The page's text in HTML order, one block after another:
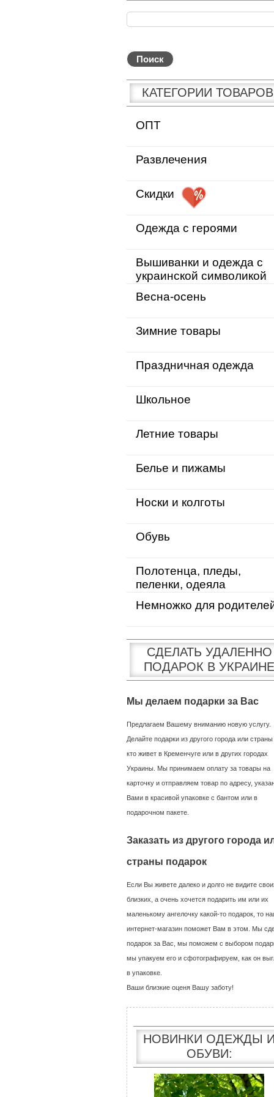
КАТЕГОРИИ
ОПТ
Развлечения
Скидки
Одежда с героями
Вышиванки и одежда с
украинской символикой
Весна-осень
Зимние товары
Праздничная одежда
Школьное
Летние товары
Белье и пижамы
Носки и колготы
Обувь
Полотенца, пледы,
пеленки, одеяла
Немножко для
СДЕЛАТЬ УДАЛЕННО
ПОДАРОК В УКРАИНЕ
Мы делаем подарки за Вас
Предлагаем Вашему вниманию новую услугу.
Делайте подарки из другого города или страны
кто живет в Кременчуге или в других городах
Украины. Мы принимаем оплату за товары на
карточку и отправляем товар по адресу,
Вами в красивой упаковке с бантом или в
подарочном пакете.
Заказать из другого города
страны подарок
Если Вы живете далеко и долго не видите
близких, а очень хочется подарить им или их
маленькому ангелочку какой-то подарок, то
интернет-магазин поможет Вам в этом. Мы
подарок за Вас, мы поможем с выбором
мы упакуем его и сфотографируем, как он
в упаковке.
Ваши близкие оценя Вашу заботу!
НОВИНКИ ОДЕЖДЫ И
ОБУВИ: